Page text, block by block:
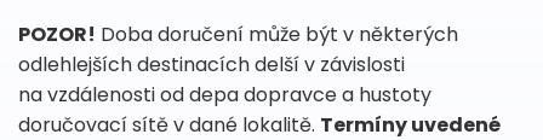
POZOR! Doba doručení může být v některých
odlehlejších destinacích delší v závislosti
na vzdálenosti od depa dopravce a hustoty
doručovací sítě v dané lokalitě. Termíny uvedené